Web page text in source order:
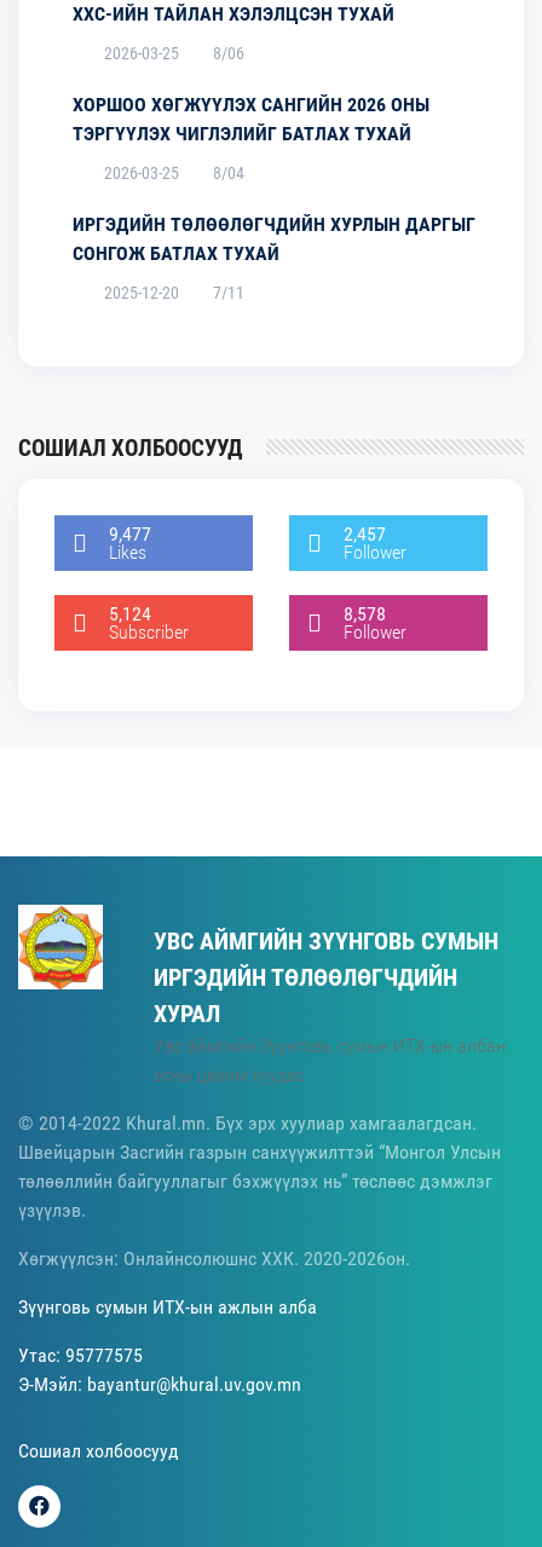
ХХС-ИЙН ТАЙЛАН ХЭЛЭЛЦСЭН ТУХАЙ
2026-03-25 8/06
ХОРШОО ХӨГЖҮҮЛЭХ САНГИЙН 2026 ОНЫ
ТЭРГҮҮЛЭХ ЧИГЛЭЛИЙГ БАТЛАХ ТУХАЙ
2026-03-25 8/04
ИРГЭДИЙН ТӨЛӨӨЛӨГЧДИЙН ХУРЛЫН ДАРГЫГ
СОНГОЖ БАТЛАХ ТУХАЙ
2025-12-20 7/11
СОШИАЛ ХОЛБООСУУД
9,477
Likes
2,457
Follower
5,124
Subscriber
8,578
Follower
УВС АЙМГИЙН ЗҮҮНГОВЬ СУМЫН
ИРГЭДИЙН ТӨЛӨӨЛӨГЧДИЙН
ХУРАЛ
Увс аймгийн Зүүнговь сумын ИТХ-ын албан
ёсны цахим хуудас
© 2014-2022 Khural.mn. Бүх эрх хуулиар хамгаалагдсан.
Швейцарын Засгийн газрын санхүүжилттэй “Монгол Улсын
төлөөллийн байгууллагыг бэхжүүлэх нь” төслөөс дэмжлэг
үзүүлэв.
Хөгжүүлсэн: Онлайнсолюшнс ХХК. 2020-2026он.
Зүүнговь сумын ИТХ-ын ажлын алба
Утас: 95777575
Э-Мэйл: bayantur@khural.uv.gov.mn
Сошиал холбоосууд